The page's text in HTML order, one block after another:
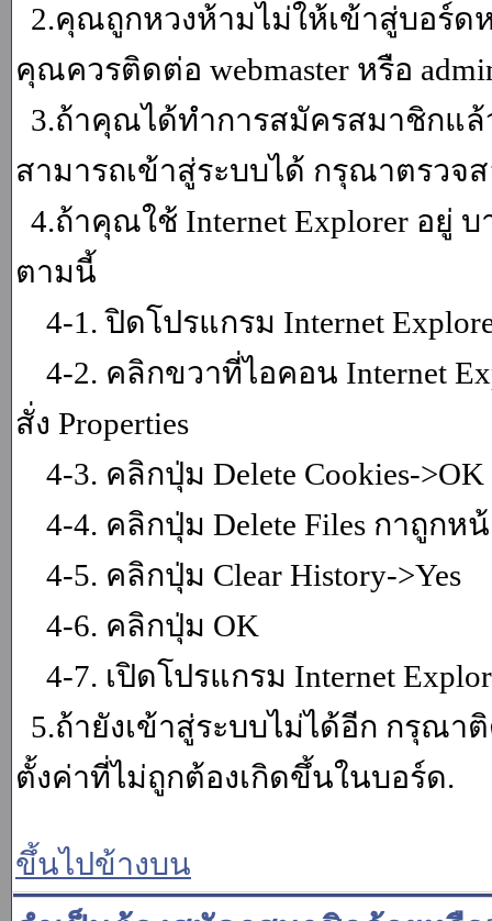
2.คุณถูกหวงห้ามไม่ให้เข้าสู่บอร์ด
คุณควรติดต่อ webmaster หรือ
3.ถ้าคุณได้ทำการสมัครสมาชิกแ
สามารถเข้าสู่ระบบได้ กรุณาตรวจส
4.ถ้าคุณใช้ Internet Explorer อยู่
ตามนี้
4-1. ปิดโปรแกรม Internet
4-2. คลิกขวาที่ไอคอน Internet
สั่ง Properties
4-3. คลิกปุ่ม Delete Cookies->OK
4-4. คลิกปุ่ม Delete Files กาถูกหน้
4-5. คลิกปุ่ม Clear History->Yes
4-6. คลิกปุ่ม OK
4-7. เปิดโปรแกรม Internet
5.ถ้ายังเข้าสู่ระบบไม่ได้อีก กรุณา
ตั้งค่าที่ไม่ถูกต้องเกิดขึ้นในบอร์ด.
ขึ้นไปข้างบน